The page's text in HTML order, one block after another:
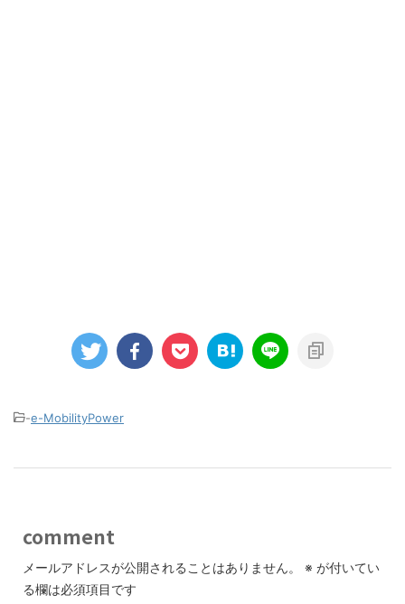
-e-MobilityPower
comment
メールアドレスが公開されることはありません。 ※ が付いてい
る欄は必須項目です